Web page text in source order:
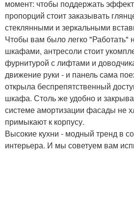
момент: чтобы поддержать
пропорций стоит заказывать
стеклянными и зеркальными
Чтобы вам было легко "Работать"
шкафами, антресоли стоит
фурнитурой с лифтами и
движение руки - и панель сама
открыла беспрепятственный
шкафа. Столь же удобно и
системе амортизации фасады не
примыкают к корпусу.
Высокие кухни - модный тренд в
интерьера. И мы советуем вам